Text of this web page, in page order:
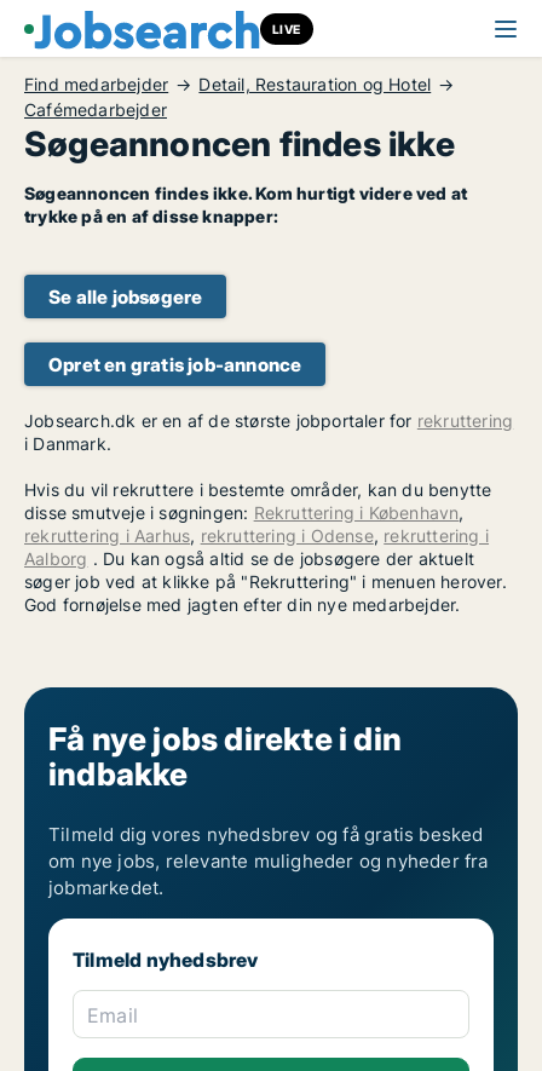
LIVE
Find medarbejder
Detail, Restauration og Hotel
Cafémedarbejder
Søgeannoncen findes ikke
Søgeannoncen findes ikke. Kom hurtigt videre ved at
trykke på en af disse knapper:
Se alle jobsøgere
Opret en gratis job-annonce
Jobsearch.dk er en af de største jobportaler for rekruttering
i Danmark.
Hvis du vil rekruttere i bestemte områder, kan du benytte
disse smutveje i søgningen: Rekruttering i København,
rekruttering i Aarhus, rekruttering i Odense, rekruttering i
Aalborg . Du kan også altid se de jobsøgere der aktuelt
søger job ved at klikke på "Rekruttering" i menuen herover.
God fornøjelse med jagten efter din nye medarbejder.
Få nye jobs direkte i din
indbakke
Tilmeld dig vores nyhedsbrev og få gratis besked
om nye jobs, relevante muligheder og nyheder fra
jobmarkedet.
Tilmeld nyhedsbrev
Email